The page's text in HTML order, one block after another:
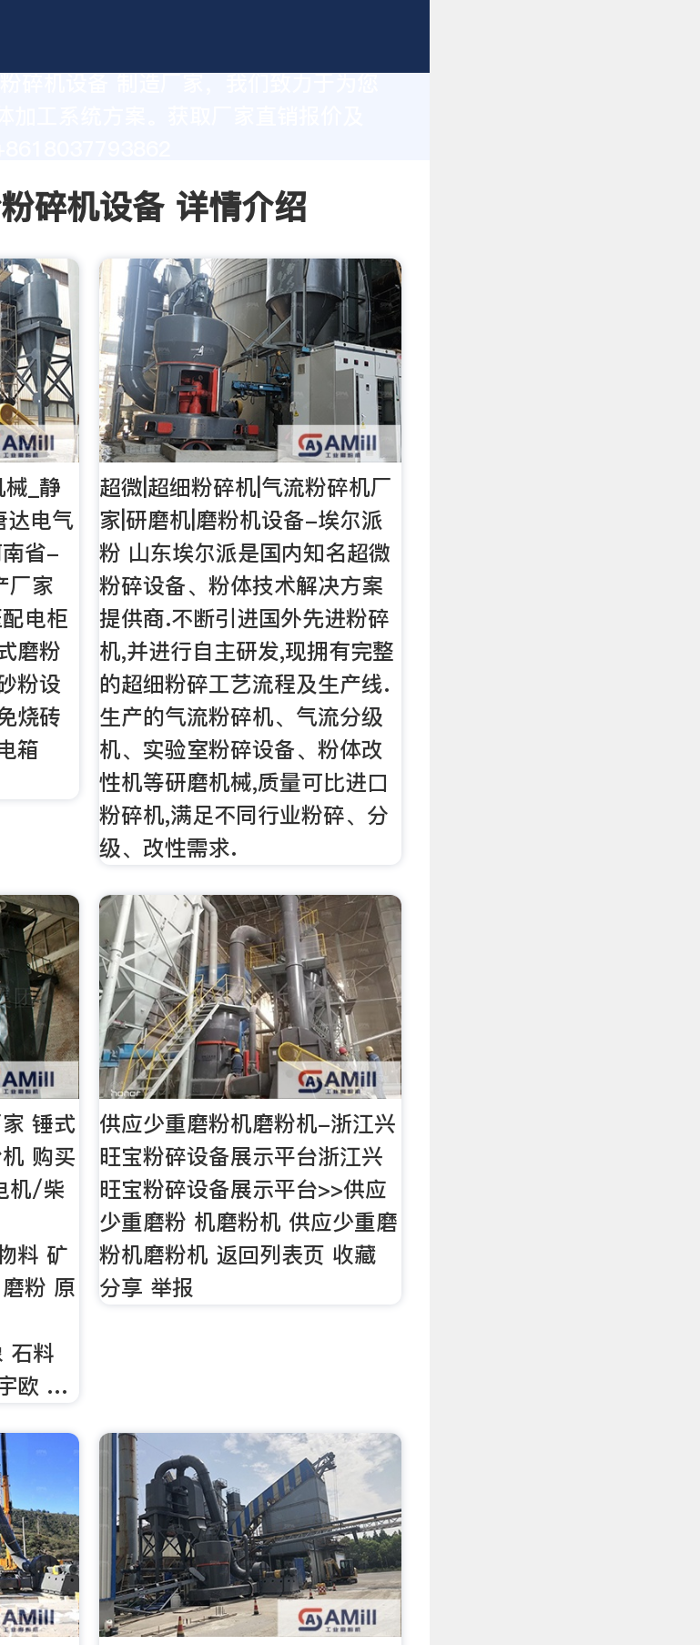
工系统方案。获取厂家直销报价及
碎机设备 详情介绍
_静
达电气
省-
厂家
电柜
磨粉
粉设
烧砖
箱
超微|超细粉碎机|气流粉碎机厂
家|研磨机|磨粉机设备-埃尔派
粉 山东埃尔派是国内知名超微
粉碎设备、粉体技术解决方案
提供商.不断引进国外先进粉碎
机,并进行自主研发,现拥有完整
的超细粉碎工艺流程及生产线.
生产的气流粉碎机、气流分级
机、实验室粉碎设备、粉体改
性机等研磨机械,质量可比进口
粉碎机,满足不同行业粉碎、分
级、改性需求.
锤式
购买
机/柴
料 矿
粉 原
石料
欧 …
供应少重磨粉机磨粉机-浙江兴
旺宝粉碎设备展示平台浙江兴
旺宝粉碎设备展示平台>>供应
少重磨粉 机磨粉机 供应少重磨
粉机磨粉机 返回列表页 收藏
分享 举报